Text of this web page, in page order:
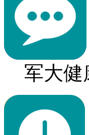
军大健